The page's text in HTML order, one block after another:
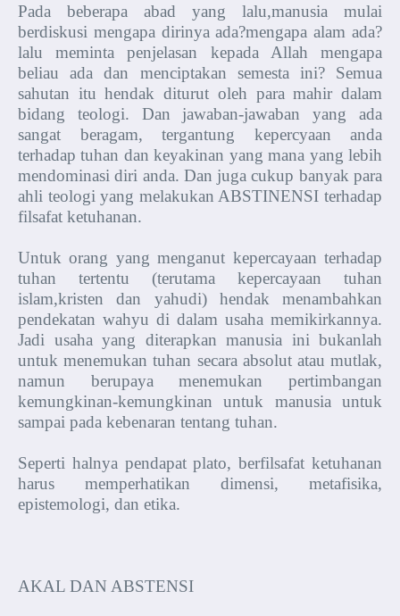
Pada beberapa abad yang lalu,manusia mulai
berdiskusi mengapa dirinya ada?mengapa alam ada?
lalu meminta penjelasan kepada Allah mengapa
beliau ada dan menciptakan semesta ini? Semua
sahutan itu hendak diturut oleh para mahir dalam
bidang teologi. Dan jawaban-jawaban yang ada
sangat beragam, tergantung kepercyaan anda
terhadap tuhan dan keyakinan yang mana yang lebih
mendominasi diri anda. Dan juga cukup banyak para
ahli teologi yang melakukan ABSTINENSI terhadap
filsafat ketuhanan.
Untuk orang yang menganut kepercayaan terhadap
tuhan tertentu (terutama kepercayaan tuhan
islam,kristen dan yahudi) hendak menambahkan
pendekatan wahyu di dalam usaha memikirkannya.
Jadi usaha yang diterapkan manusia ini bukanlah
untuk menemukan tuhan secara absolut atau mutlak,
namun berupaya menemukan pertimbangan
kemungkinan-kemungkinan untuk manusia untuk
sampai pada kebenaran tentang tuhan.
Seperti halnya pendapat plato, berfilsafat ketuhanan
harus memperhatikan dimensi, metafisika,
epistemologi, dan etika.
AKAL DAN ABSTENSI